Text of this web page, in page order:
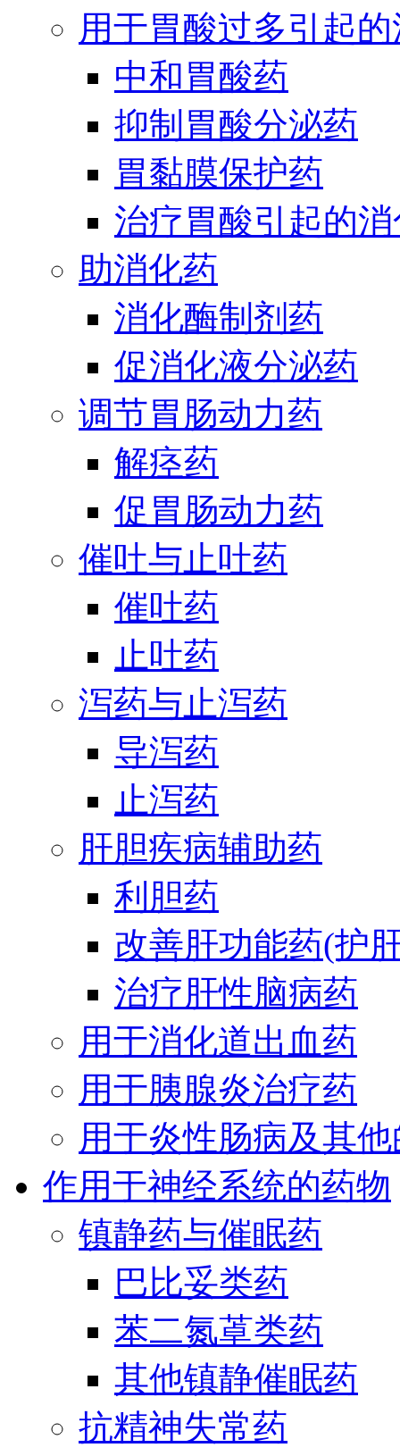
用于胃酸过多引起
中和胃酸药
抑制胃酸分泌药
胃黏膜保护药
治疗胃酸引起的
助消化药
消化酶制剂药
促消化液分泌药
调节胃肠动力药
解痉药
促胃肠动力药
催吐与止吐药
催吐药
止吐药
泻药与止泻药
导泻药
止泻药
肝胆疾病辅助药
利胆药
改善肝功能药(护
治疗肝性脑病药
用于消化道出血药
用于胰腺炎治疗药
用于炎性肠病及其
作用于神经系统的药物
镇静药与催眠药
巴比妥类药
苯二氮䓬类药
其他镇静催眠药
抗精神失常药